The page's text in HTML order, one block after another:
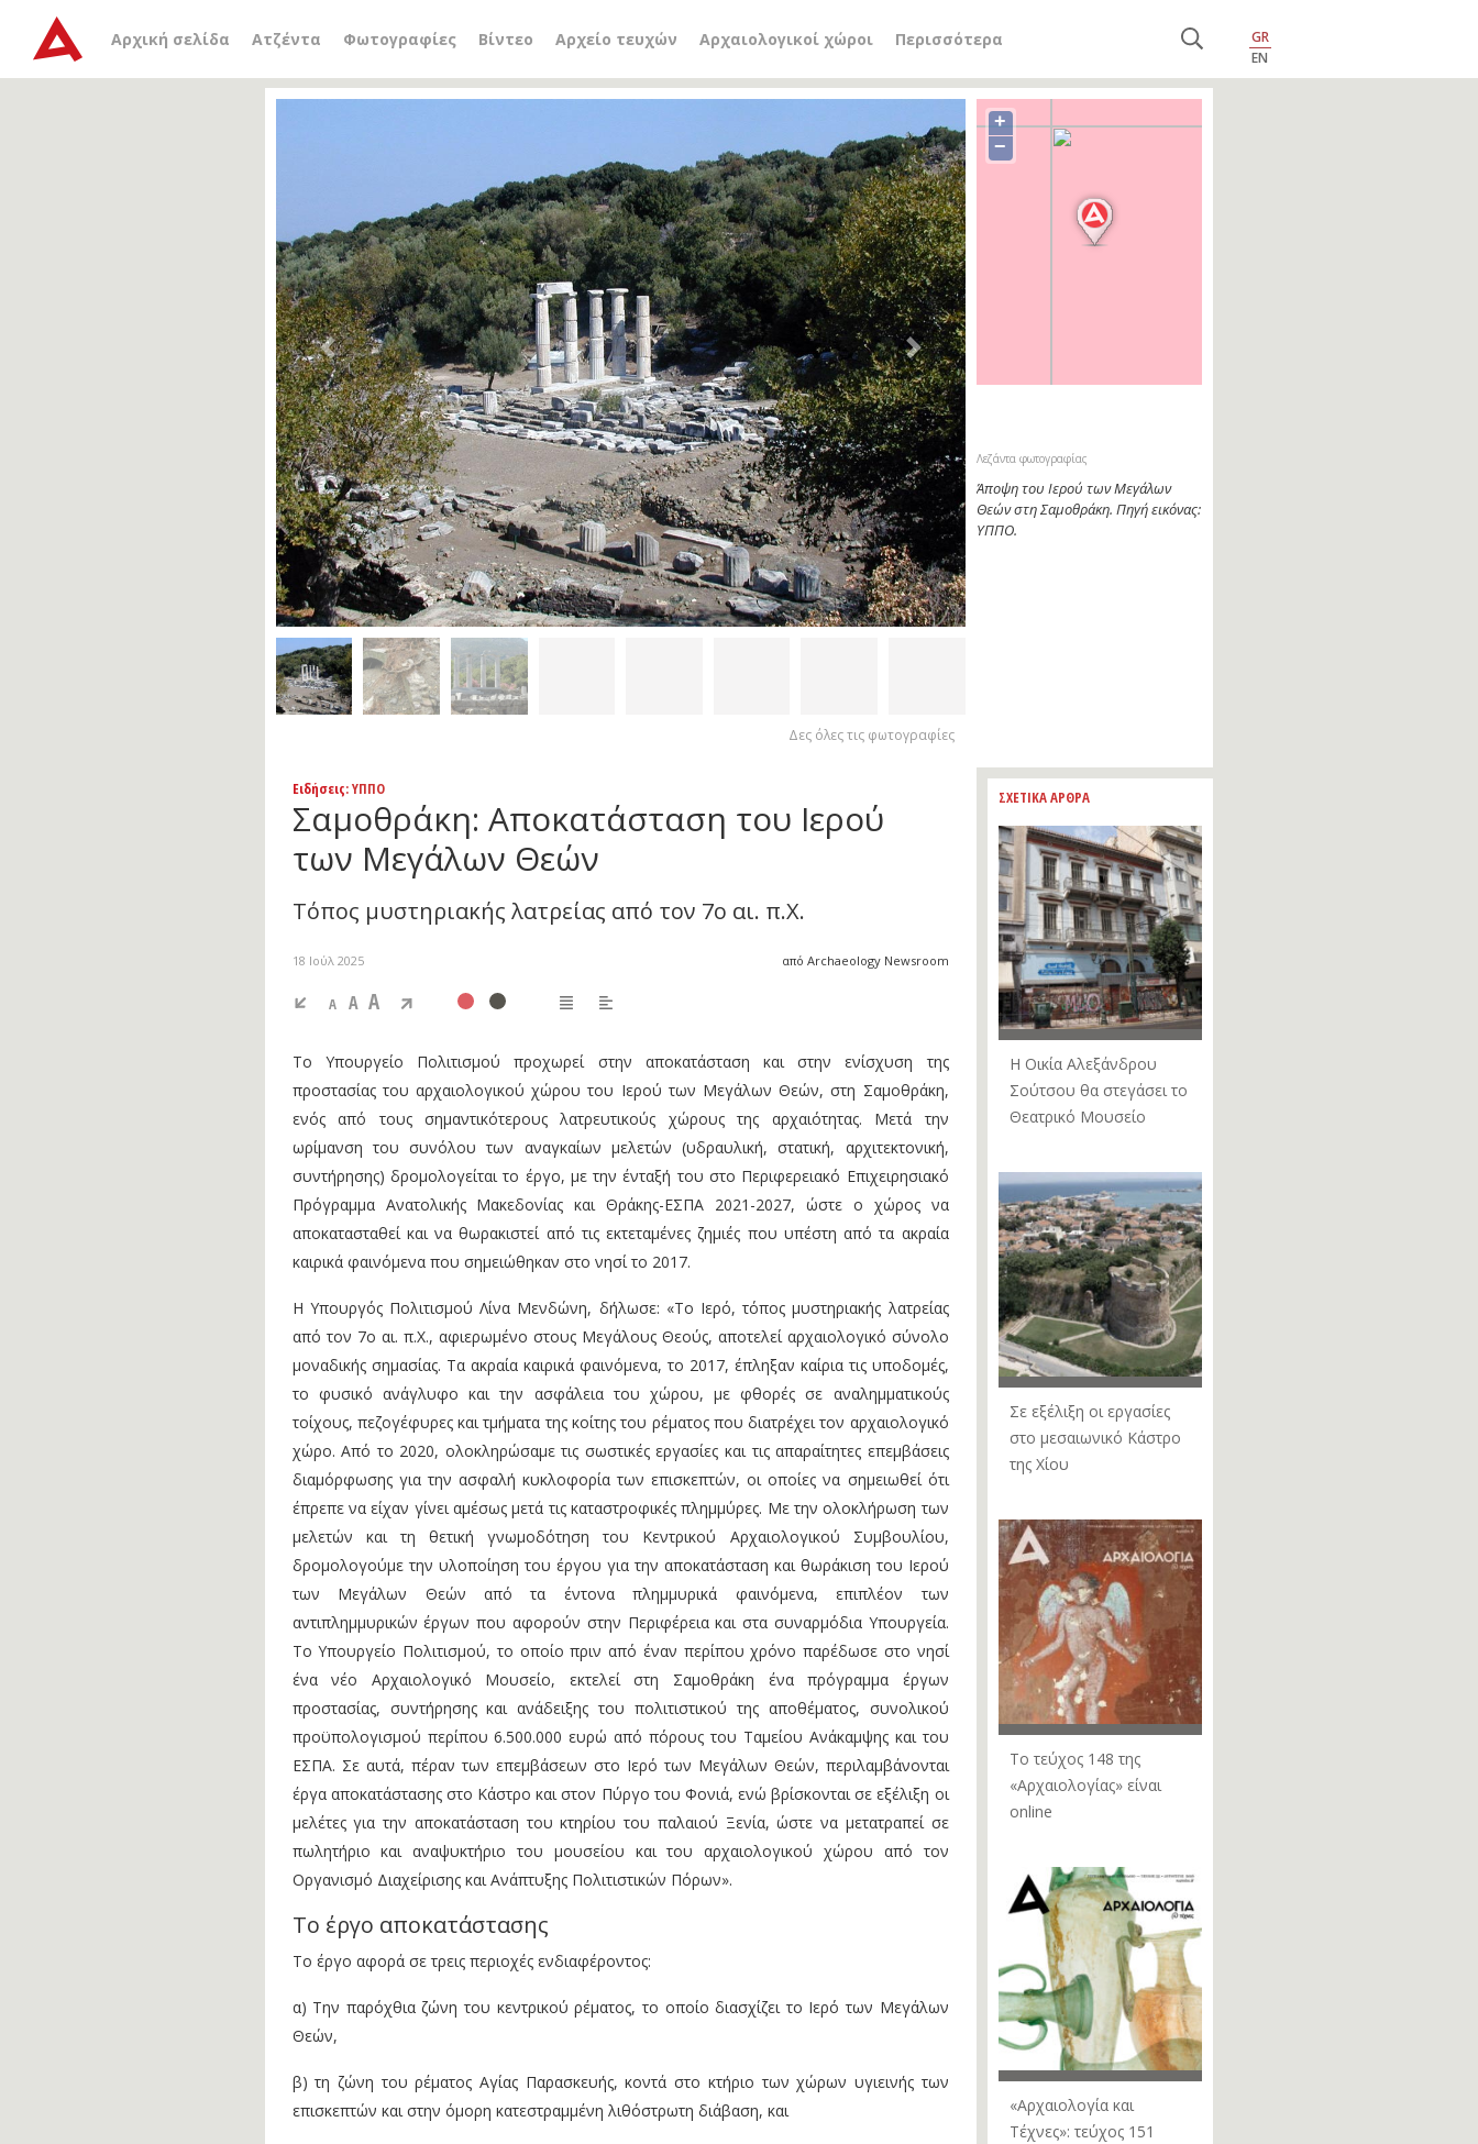
Αρχική σελίδα Ατζέντα Φωτογραφίες Βίντεο Αρχείο τευχών Αρχαιολογικοί χώροι Περισσότερα
GR
EN
Previous Next
Δες όλες τις φωτογραφίες
+
−
Λεζάντα φωτογραφίας
Άποψη του Ιερού των Μεγάλων
Θεών στη Σαμοθράκη. Πηγή εικόνας:
ΥΠΠΟ.
Ειδήσεις: ΥΠΠΟ
Σαμοθράκη: Αποκατάσταση του Ιερού
των Μεγάλων Θεών
Τόπος μυστηριακής λατρείας από τον 7ο αι. π.Χ.
18 Ιούλ 2025 από Archaeology Newsroom
A A A
Το Υπουργείο Πολιτισμού προχωρεί στην αποκατάσταση και στην ενίσχυση της
προστασίας του αρχαιολογικού χώρου του Ιερού των Μεγάλων Θεών, στη Σαμοθράκη,
ενός από τους σημαντικότερους λατρευτικούς χώρους της αρχαιότητας. Μετά την
ωρίμανση του συνόλου των αναγκαίων μελετών (υδραυλική, στατική, αρχιτεκτονική,
συντήρησης) δρομολογείται το έργο, με την ένταξή του στο Περιφερειακό Επιχειρησιακό
Πρόγραμμα Ανατολικής Μακεδονίας και Θράκης-ΕΣΠΑ 2021-2027, ώστε ο χώρος να
αποκατασταθεί και να θωρακιστεί από τις εκτεταμένες ζημιές που υπέστη από τα ακραία
καιρικά φαινόμενα που σημειώθηκαν στο νησί το 2017.
Η Υπουργός Πολιτισμού Λίνα Μενδώνη, δήλωσε: «Το Ιερό, τόπος μυστηριακής λατρείας
από τον 7ο αι. π.Χ., αφιερωμένο στους Μεγάλους Θεούς, αποτελεί αρχαιολογικό σύνολο
μοναδικής σημασίας. Τα ακραία καιρικά φαινόμενα, το 2017, έπληξαν καίρια τις υποδομές,
το φυσικό ανάγλυφο και την ασφάλεια του χώρου, με φθορές σε αναλημματικούς
τοίχους, πεζογέφυρες και τμήματα της κοίτης του ρέματος που διατρέχει τον αρχαιολογικό
χώρο. Από το 2020, ολοκληρώσαμε τις σωστικές εργασίες και τις απαραίτητες επεμβάσεις
διαμόρφωσης για την ασφαλή κυκλοφορία των επισκεπτών, οι οποίες να σημειωθεί ότι
έπρεπε να είχαν γίνει αμέσως μετά τις καταστροφικές πλημμύρες. Με την ολοκλήρωση των
μελετών και τη θετική γνωμοδότηση του Κεντρικού Αρχαιολογικού Συμβουλίου,
δρομολογούμε την υλοποίηση του έργου για την αποκατάσταση και θωράκιση του Ιερού
των Μεγάλων Θεών από τα έντονα πλημμυρικά φαινόμενα, επιπλέον των
αντιπλημμυρικών έργων που αφορούν στην Περιφέρεια και στα συναρμόδια Υπουργεία.
Το Υπουργείο Πολιτισμού, το οποίο πριν από έναν περίπου χρόνο παρέδωσε στο νησί
ένα νέο Αρχαιολογικό Μουσείο, εκτελεί στη Σαμοθράκη ένα πρόγραμμα έργων
προστασίας, συντήρησης και ανάδειξης του πολιτιστικού της αποθέματος, συνολικού
προϋπολογισμού περίπου 6.500.000 ευρώ από πόρους του Ταμείου Ανάκαμψης και του
ΕΣΠΑ. Σε αυτά, πέραν των επεμβάσεων στο Ιερό των Μεγάλων Θεών, περιλαμβάνονται
έργα αποκατάστασης στο Κάστρο και στον Πύργο του Φονιά, ενώ βρίσκονται σε εξέλιξη οι
μελέτες για την αποκατάσταση του κτηρίου του παλαιού Ξενία, ώστε να μετατραπεί σε
πωλητήριο και αναψυκτήριο του μουσείου και του αρχαιολογικού χώρου από τον
Οργανισμό Διαχείρισης και Ανάπτυξης Πολιτιστικών Πόρων».
Το έργο αποκατάστασης
Το έργο αφορά σε τρεις περιοχές ενδιαφέροντος:
α) Την παρόχθια ζώνη του κεντρικού ρέματος, το οποίο διασχίζει το Ιερό των Μεγάλων
Θεών,
β) τη ζώνη του ρέματος Αγίας Παρασκευής, κοντά στο κτήριο των χώρων υγιεινής των
επισκεπτών και στην όμορη κατεστραμμένη λιθόστρωτη διάβαση, και
ΣΧΕΤΙΚΑ ΑΡΘΡΑ
Η Οικία Αλεξάνδρου
Σούτσου θα στεγάσει το
Θεατρικό Μουσείο
Σε εξέλιξη οι εργασίες
στο μεσαιωνικό Κάστρο
της Χίου
Το τεύχος 148 της
«Αρχαιολογίας» είναι
online
«Αρχαιολογία και
Τέχνες»: τεύχος 151